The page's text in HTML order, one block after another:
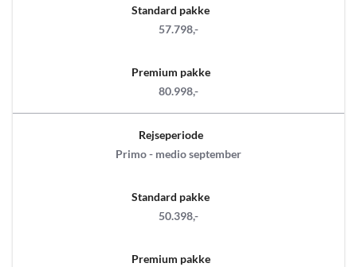
Standard pakke
57.798,-
Premium pakke
80.998,-
Rejseperiode
Primo - medio september
Standard pakke
50.398,-
Premium pakke